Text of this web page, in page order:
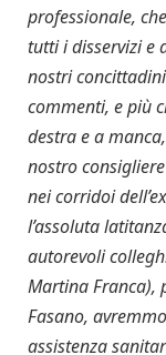
professionale,
tutti i disservizi e
nostri
commenti, e più
destra e a
nostro
nei corridoi
l’assoluta
autorevoli
Martina Franca),
Fasano,
assistenza